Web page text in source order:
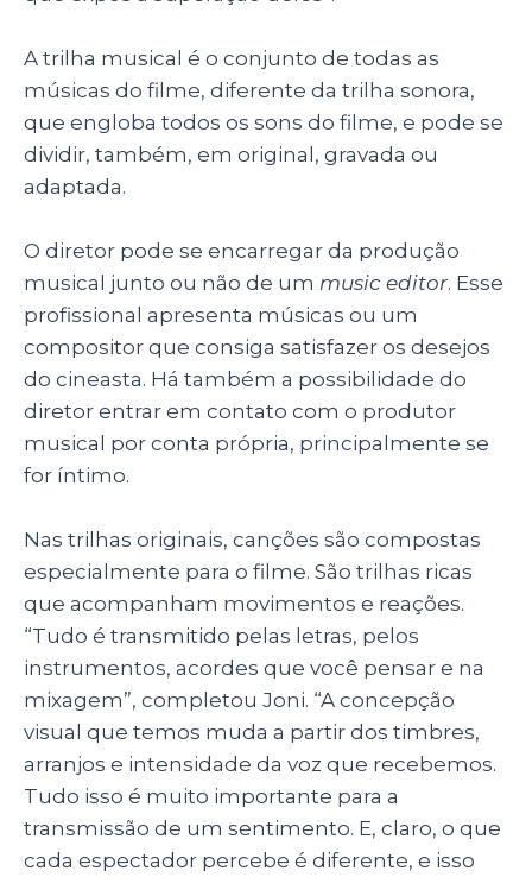
A trilha musical é o conjunto de todas as
músicas do filme, diferente da trilha sonora,
que engloba todos os sons do filme, e pode se
dividir, também, em original, gravada ou
adaptada.
O diretor pode se encarregar da produção
musical junto ou não de um music editor. Esse
profissional apresenta músicas ou um
compositor que consiga satisfazer os desejos
do cineasta. Há também a possibilidade do
diretor entrar em contato com o produtor
musical por conta própria, principalmente se
for íntimo.
Nas trilhas originais, canções são compostas
especialmente para o filme. São trilhas ricas
que acompanham movimentos e reações.
“Tudo é transmitido pelas letras, pelos
instrumentos, acordes que você pensar e na
mixagem”, completou Joni. “A concepção
visual que temos muda a partir dos timbres,
arranjos e intensidade da voz que recebemos.
Tudo isso é muito importante para a
transmissão de um sentimento. E, claro, o que
cada espectador percebe é diferente, e isso